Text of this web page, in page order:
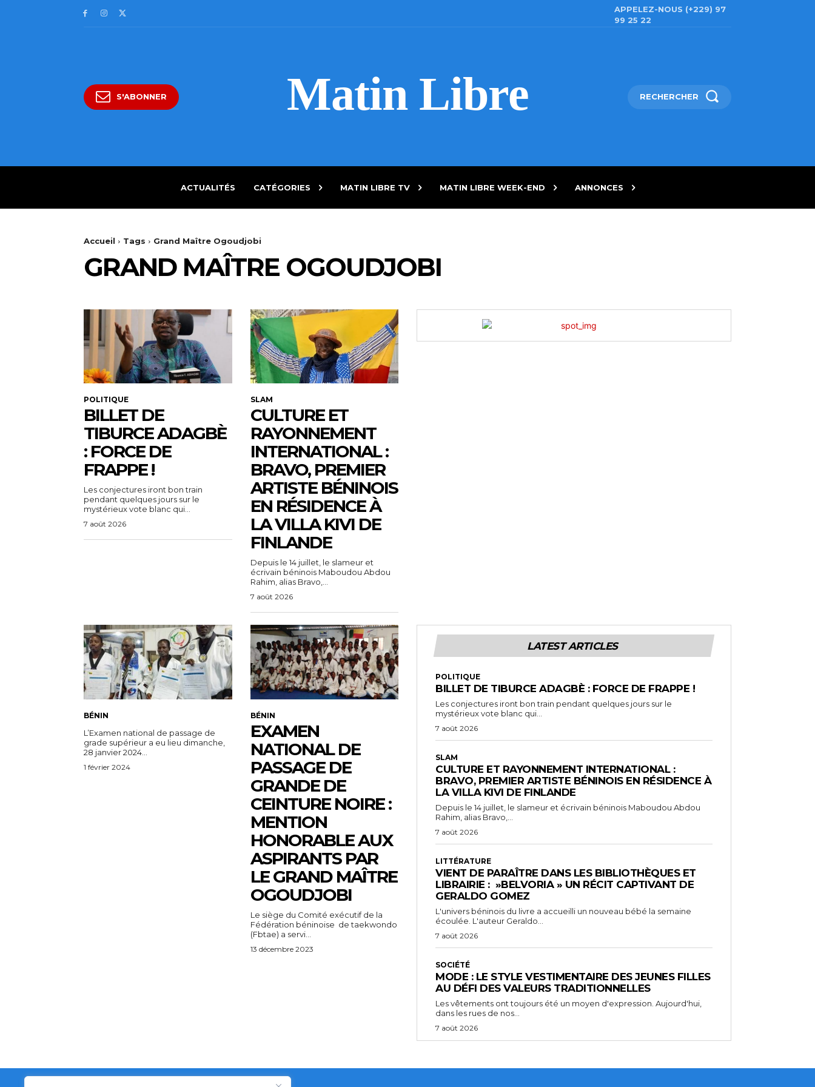
APPELEZ-NOUS (+229) 97
99 25 22
S'ABONNER Matin Libre RECHERCHER
ACTUALITÉS CATÉGORIES MATIN LIBRE TV MATIN LIBRE WEEK-END ANNONCES
Accueil Tags Grand Maître Ogoudjobi
GRAND MAÎTRE OGOUDJOBI
POLITIQUE
BILLET DE
TIBURCE ADAGBÈ
: FORCE DE
FRAPPE !
Les conjectures iront bon train
pendant quelques jours sur le
mystérieux vote blanc qui...
7 août 2026
SLAM
CULTURE ET
RAYONNEMENT
INTERNATIONAL :
BRAVO, PREMIER
ARTISTE BÉNINOIS
EN RÉSIDENCE À
LA VILLA KIVI DE
FINLANDE
Depuis le 14 juillet, le slameur et
écrivain béninois Maboudou Abdou
Rahim, alias Bravo,...
7 août 2026
BÉNIN
L’Examen national de passage de
grade supérieur a eu lieu dimanche,
28 janvier 2024...
1 février 2024
BÉNIN
EXAMEN
NATIONAL DE
PASSAGE DE
GRANDE DE
CEINTURE NOIRE :
MENTION
HONORABLE AUX
ASPIRANTS PAR
LE GRAND MAÎTRE
OGOUDJOBI
Le siège du Comité exécutif de la
Fédération béninoise de taekwondo
(Fbtae) a servi...
13 décembre 2023
LATEST ARTICLES
POLITIQUE
BILLET DE TIBURCE ADAGBÈ : FORCE DE FRAPPE !
Les conjectures iront bon train pendant quelques jours sur le
mystérieux vote blanc qui...
7 août 2026
SLAM
CULTURE ET RAYONNEMENT INTERNATIONAL :
BRAVO, PREMIER ARTISTE BÉNINOIS EN RÉSIDENCE À
LA VILLA KIVI DE FINLANDE
Depuis le 14 juillet, le slameur et écrivain béninois Maboudou Abdou
Rahim, alias Bravo,...
7 août 2026
LITTÉRATURE
VIENT DE PARAÎTRE DANS LES BIBLIOTHÈQUES ET
LIBRAIRIE : »BELVORIA » UN RÉCIT CAPTIVANT DE
GERALDO GOMEZ
L'univers béninois du livre a accueilli un nouveau bébé la semaine
écoulée. L'auteur Geraldo...
7 août 2026
SOCIÉTÉ
MODE : LE STYLE VESTIMENTAIRE DES JEUNES FILLES
AU DÉFI DES VALEURS TRADITIONNELLES
Les vêtements ont toujours été un moyen d'expression. Aujourd'hui,
dans les rues de nos...
7 août 2026